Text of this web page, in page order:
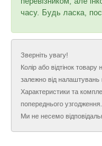
часу. Будь ласка,
Зверніть увагу!
Колір або відтінок
залежно від налаштувань
Характеристики та
попереднього узгодження.
Ми не несемо